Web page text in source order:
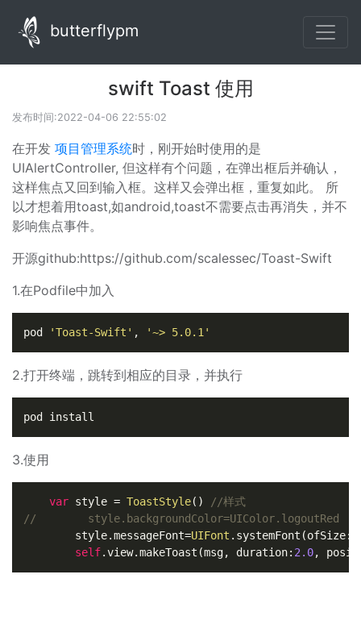
butterflypm
swift Toast 使用
发布时间:2022-04-06 22:55:02
在开发 项目管理系统时，刚开始时使用的是
UIAlertController, 但这样有个问题，在弹出框后并确认，
这样焦点又回到输入框。这样又会弹出框，重复如此。 所
以才想着用toast,如android,toast不需要点击再消失，并不
影响焦点事件。
开源github:https://github.com/scalessec/Toast-Swift
1.在Podfile中加入
pod 'Toast-Swift' , '~> 5.0.1'
2.打开终端，跳转到相应的目录，并执行
3.使用
var style = ToastStyle()
//样式
//        style.backgroundColor=UIColor.logoutRed
        style.messageFont
=UIFont .systemFont(ofSize:
self.view.makeToast(msg, duration: 2.0